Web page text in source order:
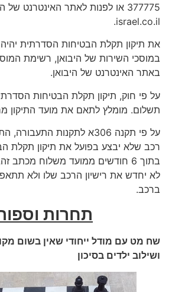
israel.co.il.
את תיקון תקלת הבטיחות הסדרתית יהיה
במוסכי השירות של היבואן, רשימת
באתר האינטרנט של היבואן.
על פי חוק, תיקון תקלת הבטיחות
תשלום. מומלץ לתאם את מועד התיקון
רכב שלא יבצע בפועל את תיקון תקלת
בתוך 6 חודשים ממועד משלוח מכתב
לא יחדש את רישיון הרכב שלו ולא
ברכב.
תחרות
שח מט עם מודל ייחודי שאין בשום מקום
ושילוב ילדים בסיכון